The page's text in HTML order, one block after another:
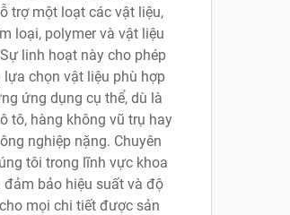
trợ một loạt các vật liệu,
loại, polymer và vật liệu
linh hoạt này cho phép
lựa chọn vật liệu phù hợp
ứng dụng cụ thể, dù là
tô, hàng không vũ trụ hay
nghiệp nặng. Chuyên
tôi trong lĩnh vực khoa
đảm bảo hiệu suất và độ
mọi chi tiết được sản